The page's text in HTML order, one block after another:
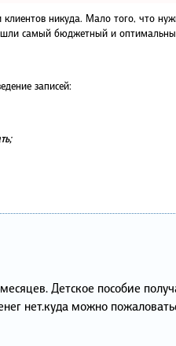
клиентов никуда. Мало того, что
самый бюджетный и
записей:
Детское пособие
нет.куда можно